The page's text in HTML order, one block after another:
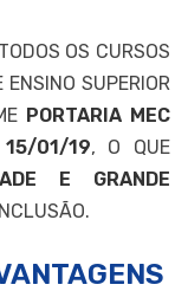
OS CURSOS
SUPERIOR
PORTARIA MEC
15/01/19, O QUE
E GRANDE